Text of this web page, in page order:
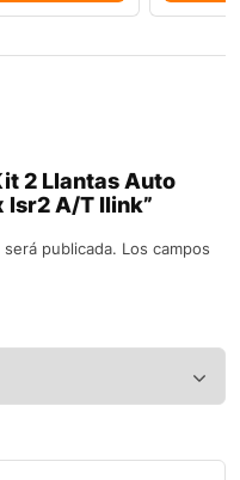
2 Llantas Auto
lsr2 A/T Ilink”
publicada. Los campos